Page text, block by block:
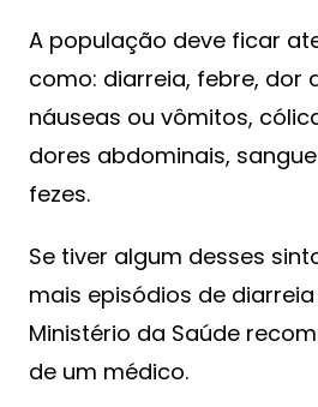
A população deve ficar
como: diarreia, febre, dor
náuseas ou vômitos,
dores abdominais,
fezes.
Se tiver algum desses
mais episódios de
Ministério da Saúde
de um médico.